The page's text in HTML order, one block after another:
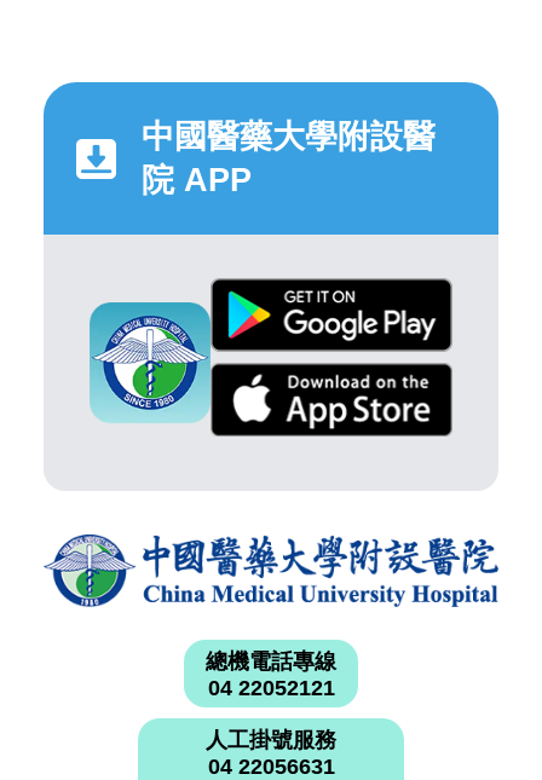
中國醫藥大學附設醫
院 APP
總機電話專線
04 22052121
人工掛號服務
04 22056631